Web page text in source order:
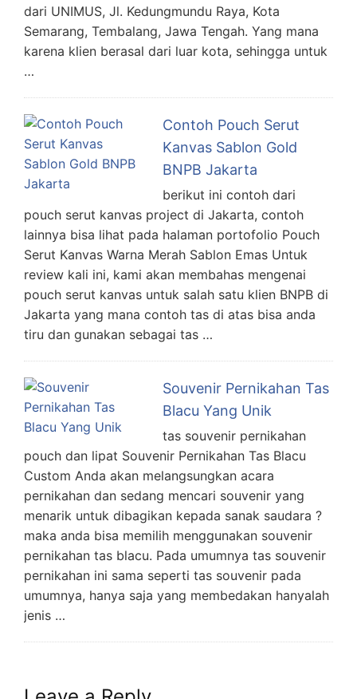
dari UNIMUS, Jl. Kedungmundu Raya, Kota
Semarang, Tembalang, Jawa Tengah. Yang mana
karena klien berasal dari luar kota, sehingga untuk
…
Contoh Pouch Serut
Kanvas Sablon Gold
BNPB Jakarta
berikut ini contoh dari
pouch serut kanvas project di Jakarta, contoh
lainnya bisa lihat pada halaman portofolio Pouch
Serut Kanvas Warna Merah Sablon Emas Untuk
review kali ini, kami akan membahas mengenai
pouch serut kanvas untuk salah satu klien BNPB di
Jakarta yang mana contoh tas di atas bisa anda
tiru dan gunakan sebagai tas …
Souvenir Pernikahan Tas
Blacu Yang Unik
tas souvenir pernikahan
pouch dan lipat Souvenir Pernikahan Tas Blacu
Custom Anda akan melangsungkan acara
pernikahan dan sedang mencari souvenir yang
menarik untuk dibagikan kepada sanak saudara ?
maka anda bisa memilih menggunakan souvenir
pernikahan tas blacu. Pada umumnya tas souvenir
pernikahan ini sama seperti tas souvenir pada
umumnya, hanya saja yang membedakan hanyalah
jenis …